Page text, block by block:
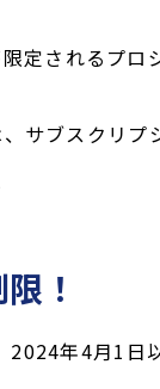
定されるプロ
サブスクリプ
！
年4月1日